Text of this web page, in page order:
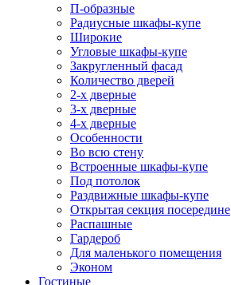
П-образные
Радиусные шкафы-купе
Широкие
Угловые шкафы-купе
Закругленный фасад
Количество дверей
2-х дверные
3-х дверные
4-х дверные
Особенности
Во всю стену
Встроенные шкафы-купе
Под потолок
Раздвижные шкафы-купе
Открытая секция посередине
Распашные
Гардероб
Для маленького помещения
Эконом
Гостиные